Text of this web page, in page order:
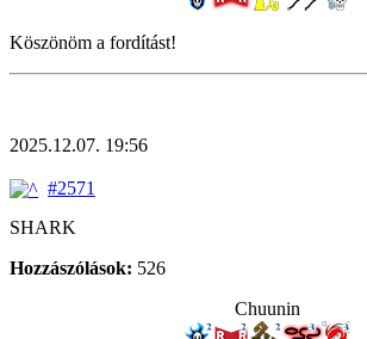
Köszönöm a fordítást!
2025.12.07. 19:56
#2571
SHARK
Hozzászólások: 526
Chuunin